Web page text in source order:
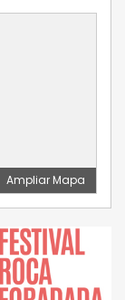
Ampliar Mapa